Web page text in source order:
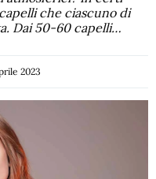
che ciascuno di
Dai 50-60 capelli…
2023